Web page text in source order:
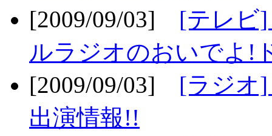
[2009/09/03] [テレビ
ルラジオのおいでよ!
[2009/09/03] [ラジオ]
出演情報!!